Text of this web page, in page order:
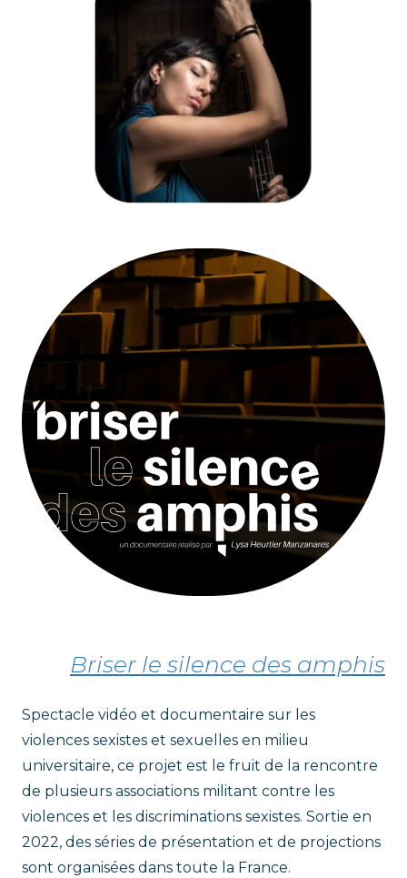
Briser le silence des amphis
Spectacle vidéo et documentaire sur les
violences sexistes et sexuelles en milieu
universitaire, ce projet est le fruit de la rencontre
de plusieurs associations militant contre les
violences et les discriminations sexistes. Sortie en
2022, des séries de présentation et de projections
sont organisées dans toute la France.